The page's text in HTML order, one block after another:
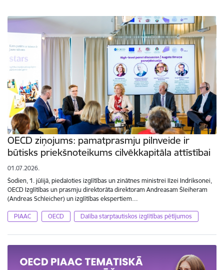
OECD ziņojums: pamatprasmju pilnveide ir
būtisks priekšnoteikums cilvēkkapitāla attīstībai
01.07.2026.
Šodien, 1. jūlijā, piedaloties izglītības un zinātnes ministrei Ilzei Indriksonei,
OECD Izglītības un prasmju direktorāta direktoram Andreasam Šleiheram
(Andreas Schleicher) un izglītības ekspertiem…
PIAAC OECD Dalība starptautiskos izglītības pētījumos